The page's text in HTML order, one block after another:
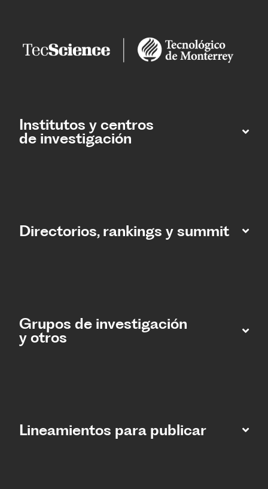
Institutos y centros
de investigación
Directorios, rankings y summit
Grupos de investigación
y otros
Lineamientos para publicar